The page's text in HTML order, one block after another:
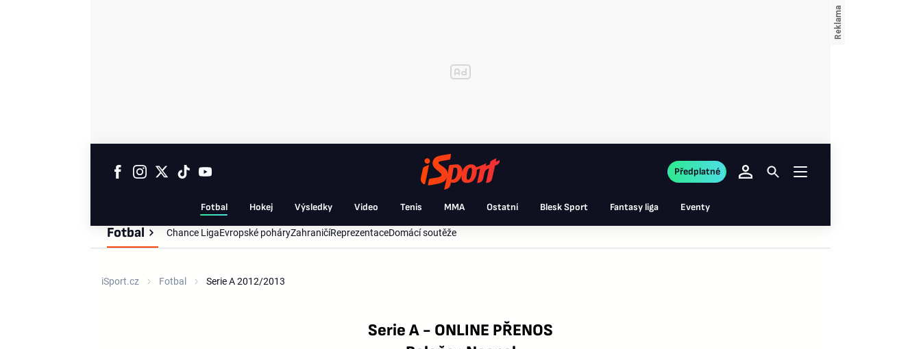
Fotbal Hokej Výsledky Video Tenis MMA Ostatní Blesk Sport Fantasy liga Eventy
Předplatné
Fotbal Chance LigaEvropské poháryZahraničíReprezentaceDomácí soutěže
iSport.cz Fotbal Serie A 2012/2013
Serie A - ONLINE PŘENOS